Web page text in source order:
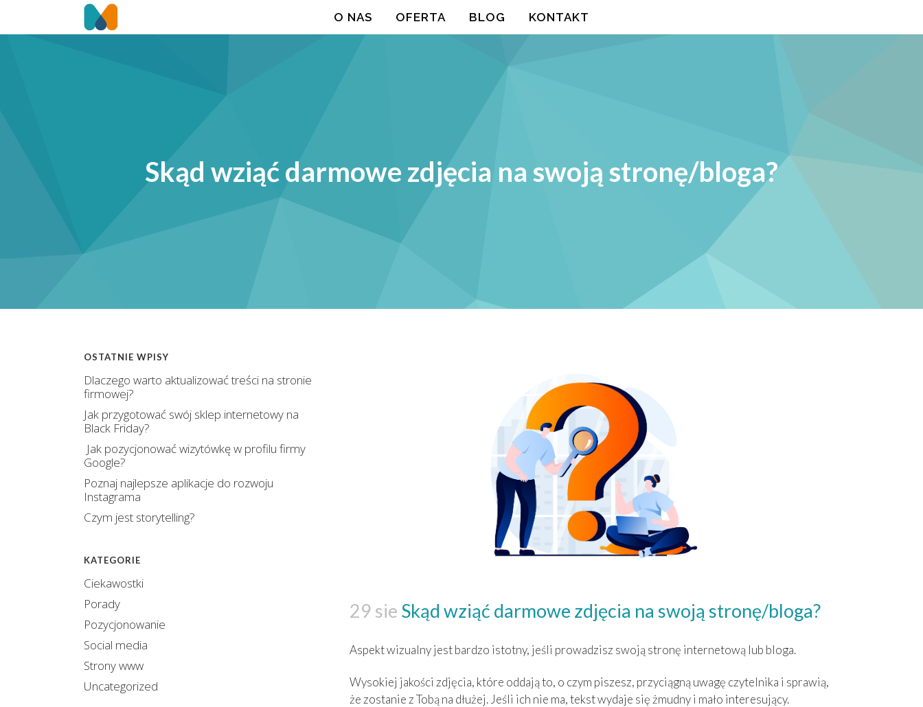
O NAS OFERTA BLOG KONTAKT
Skąd wziąć darmowe zdjęcia na swoją stronę/bloga?
OSTATNIE WPISY
Dlaczego warto aktualizować treści na stronie
firmowej?
Jak przygotować swój sklep internetowy na
Black Friday?
Jak pozycjonować wizytówkę w profilu firmy
Google?
Poznaj najlepsze aplikacje do rozwoju
Instagrama
Czym jest storytelling?
KATEGORIE
Ciekawostki
Porady
Pozycjonowanie
Social media
Strony www
Uncategorized
29 sie Skąd wziąć darmowe zdjęcia na swoją stronę/bloga?
Aspekt wizualny jest bardzo istotny, jeśli prowadzisz swoją stronę internetową lub bloga.
Wysokiej jakości zdjęcia, które oddają to, o czym piszesz, przyciągną uwagę czytelnika i sprawią,
że zostanie z Tobą na dłużej. Jeśli ich nie ma, tekst wydaje się żmudny i mało interesujący.